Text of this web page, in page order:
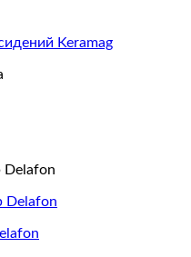
Keramag
Delafon
Delafon